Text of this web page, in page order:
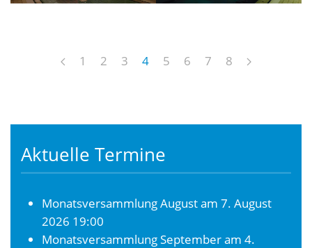
1 2 3 4 5 6 7 8
Aktuelle Termine
Monatsversammlung Augustam 7. August
2026 19:00
Monatsversammlung Septemberam 4.